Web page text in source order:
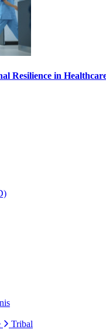
Resilience in
Tribal